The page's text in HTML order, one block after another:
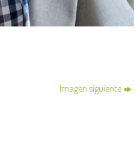
Imagen siguiente